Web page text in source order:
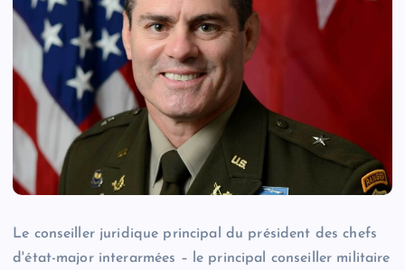
Le conseiller juridique principal du président des chefs
d'état-major interarmées – le principal conseiller militaire